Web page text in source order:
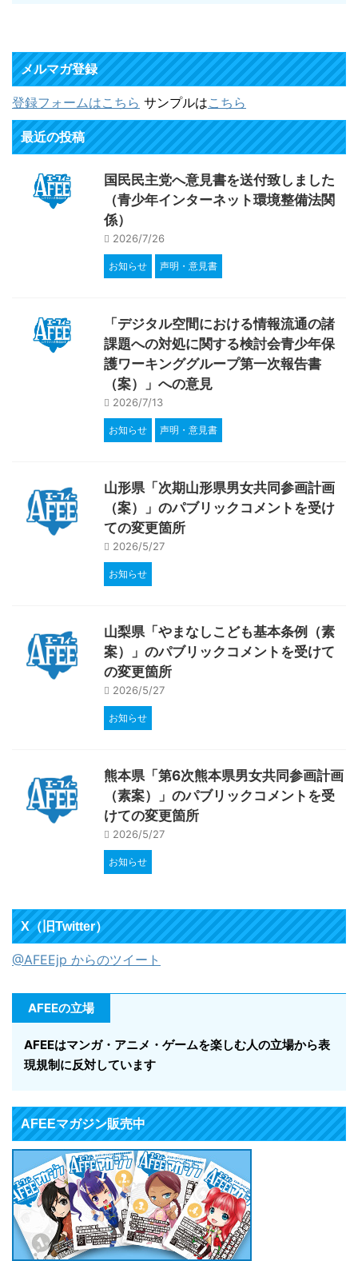
メルマガ登録
登録フォームはこちら サンプルはこちら
最近の投稿
国民民主党へ意見書を送付致しました
（青少年インターネット環境整備法関
係）
2026/7/26
お知らせ 声明・意見書
「デジタル空間における情報流通の諸
課題への対処に関する検討会青少年保
護ワーキンググループ第一次報告書
（案）」への意見
2026/7/13
お知らせ 声明・意見書
山形県「次期山形県男女共同参画計画
（案）」のパブリックコメントを受け
ての変更箇所
2026/5/27
お知らせ
山梨県「やまなしこども基本条例（素
案）」のパブリックコメントを受けて
の変更箇所
2026/5/27
お知らせ
熊本県「第6次熊本県男女共同参画計画
（素案）」のパブリックコメントを受
けての変更箇所
2026/5/27
お知らせ
X（旧Twitter）
@AFEEjp からのツイート
AFEEの立場
AFEEはマンガ・アニメ・ゲームを楽しむ人の立場から表
現規制に反対しています
AFEEマガジン販売中